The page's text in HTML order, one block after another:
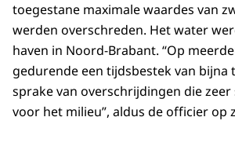
toegestane maximale waardes van
werden overschreden. Het water
haven in Noord-Brabant. “Op
gedurende een tijdsbestek van bijna
sprake van overschrijdingen die zeer
voor het milieu”, aldus de officier op